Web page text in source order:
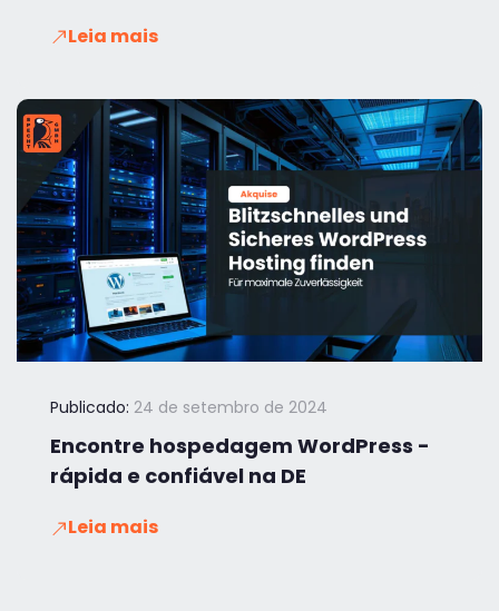
Leia mais
Publicado: 24 de setembro de 2024
Encontre hospedagem WordPress -
rápida e confiável na DE
Leia mais